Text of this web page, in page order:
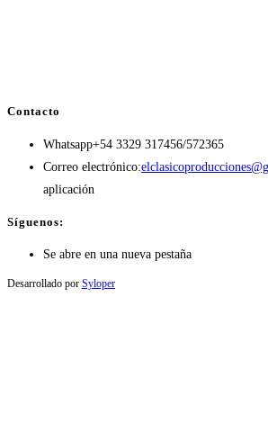
Contacto
Whatsapp+54 3329 317456/572365
Correo electrónico:
aplicación
Síguenos:
Se abre en una nueva pestaña
Desarrollado por Syloper